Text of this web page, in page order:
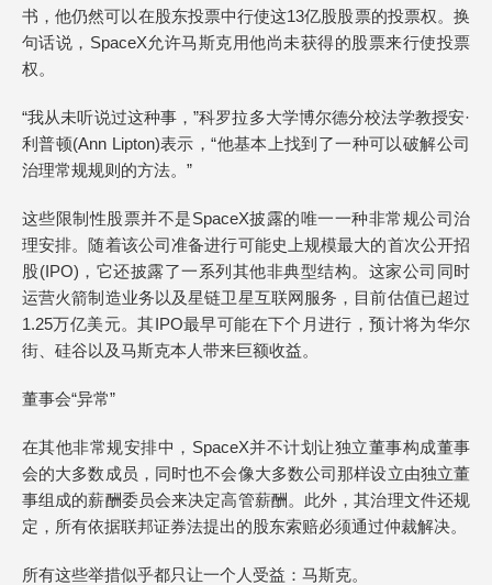
书，他仍然可以在股东投票中行使这13亿股股票的投票权。换
句话说，SpaceX允许马斯克用他尚未获得的股票来行使投票
权。
“我从未听说过这种事，”科罗拉多大学博尔德分校法学教授安·
利普顿(Ann Lipton)表示，“他基本上找到了一种可以破解公司
治理常规规则的方法。”
这些限制性股票并不是SpaceX披露的唯一一种非常规公司治
理安排。随着该公司准备进行可能史上规模最大的首次公开招
股(IPO)，它还披露了一系列其他非典型结构。这家公司同时
运营火箭制造业务以及星链卫星互联网服务，目前估值已超过
1.25万亿美元。其IPO最早可能在下个月进行，预计将为华尔
街、硅谷以及马斯克本人带来巨额收益。
董事会“异常”
在其他非常规安排中，SpaceX并不计划让独立董事构成董事
会的大多数成员，同时也不会像大多数公司那样设立由独立董
事组成的薪酬委员会来决定高管薪酬。此外，其治理文件还规
定，所有依据联邦证券法提出的股东索赔必须通过仲裁解决。
所有这些举措似乎都只让一个人受益：马斯克。